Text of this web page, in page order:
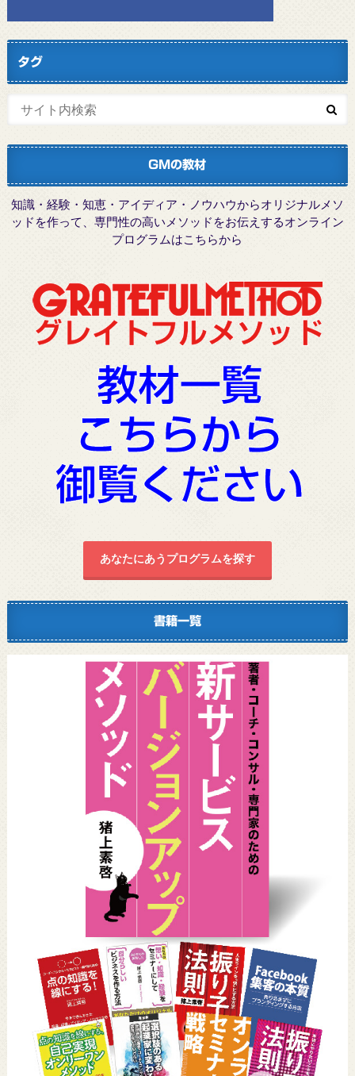
タグ
GMの教材
知識・経験・知恵・アイディア・ノウハウからオリジナルメソ
ッドを作って、専門性の高いメソッドをお伝えするオンライン
プログラムはこちらから
あなたにあうプログラムを探す
書籍一覧